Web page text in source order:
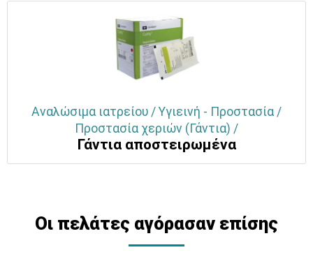
Αναλώσιμα ιατρείου / Υγιεινή - Προστασία /
Προστασία χεριών (Γάντια) /
Γάντια αποστειρωμένα
Οι πελάτες αγόρασαν επίσης